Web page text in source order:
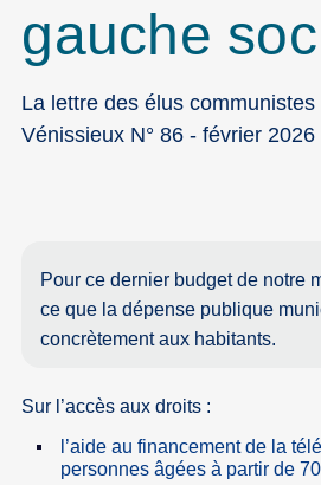
gauche
La lettre des élus
Vénissieux N° 86 - février 2026
Pour ce dernier budget de notre
ce que la dépense publique
concrètement aux habitants.
Sur l’accès aux droits :
l’aide au financement de la
personnes âgées à partir de